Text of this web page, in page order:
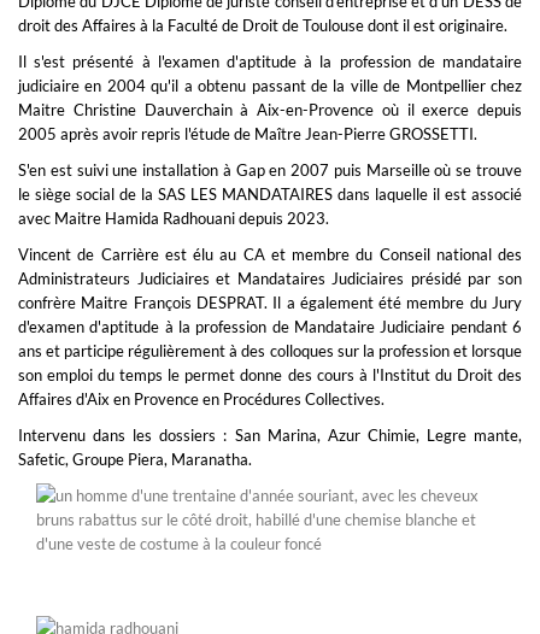
droit des Affaires à la Faculté de Droit de Toulouse dont il est originaire.
Il s'est présenté à l'examen d'aptitude à la profession de mandataire
judiciaire en 2004 qu'il a obtenu passant de la ville de Montpellier chez
Maitre Christine Dauverchain à Aix-en-Provence où il exerce depuis
2005 après avoir repris l'étude de Maître Jean-Pierre GROSSETTI.
S'en est suivi une installation à Gap en 2007 puis Marseille où se trouve
le siège social de la SAS LES MANDATAIRES dans laquelle il est associé
avec Maitre Hamida Radhouani depuis 2023.
Vincent de Carrière est élu au CA et membre du Conseil national des
Administrateurs Judiciaires et Mandataires Judiciaires présidé par son
confrère Maitre François DESPRAT. Il a également été membre du Jury
d'examen d'aptitude à la profession de Mandataire Judiciaire pendant 6
ans et participe régulièrement à des colloques sur la profession et lorsque
son emploi du temps le permet donne des cours à l'Institut du Droit des
Affaires d'Aix en Provence en Procédures Collectives.
Intervenu dans les dossiers : San Marina, Azur Chimie, Legre mante,
Safetic, Groupe Piera, Maranatha.